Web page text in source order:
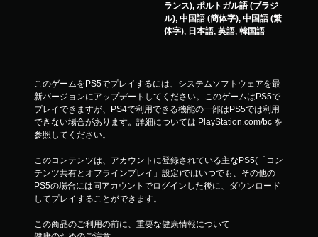
ランス), ポルトガル語 (ブラジ
ル), 中国語 (簡体字), 中国語 (繁
体字), 日本語, 英語, 韓国語
このゲームをPS5でプレイするには、システムソフトウェアを最
新バージョンにアップデートしてください。このゲームはPS5で
プレイできますが、PS4で利用できる機能の一部はPS5では利用
できない場合があります。詳細については PlayStation.com/bc を
参照してください。
このコンテンツは、アカウントに登録されている主なPS5(「コン
テンツ共有とオフラインプレイ」設定)ではいつでも、その他の
PS5の場合には同アカウントでログインした後に、ダウンロード
してプレイすることができます。
この商品のご利用の前に、重要な健康情報について